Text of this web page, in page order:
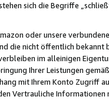
sich die Begriffe
oder unsere
die nicht öffentlich
im alleinigen
Ihrer Leistungen
mit Ihrem Konto
Vertrauliche